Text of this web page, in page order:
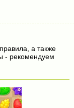
а также
- рекомендуем